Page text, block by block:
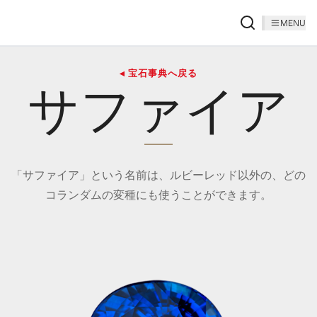
MENU
◂ 宝石事典へ戻る
サファイア
「サファイア」という名前は、ルビーレッド以外の、どの
コランダムの変種にも使うことができます。